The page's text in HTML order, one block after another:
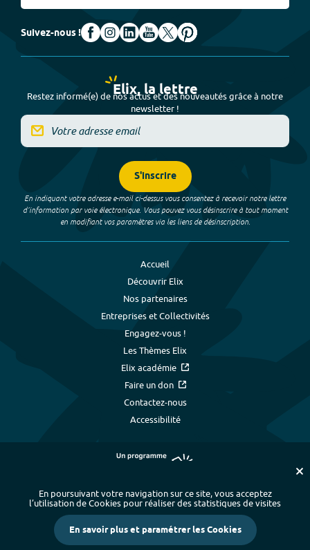
Suivez-nous !
Elix, la lettre
Restez informé(e) de nos actus et des nouveautés grâce à notre
newsletter !
S'inscrire
En indiquant votre adresse e-mail ci-dessus vous consentez à recevoir notre lettre
d’information par voie électronique. Vous pouvez vous désinscrire à tout moment
en modifiant vos paramètres via les liens de désinscription.
Accueil
Découvrir Elix
Nos partenaires
Entreprises et Collectivités
Engagez-vous !
Les Thèmes Elix
Elix académie
Faire un don
Contactez-nous
Accessibilité
Plan du site - Index alphabétique
-
Mentions légales et données personnelles
- Paramétrer les cookies
Crédits
En poursuivant votre navigation sur ce site, vous acceptez
l’utilisation de Cookies pour réaliser des statistiques de visites
En savoir plus et paramétrer les Cookies